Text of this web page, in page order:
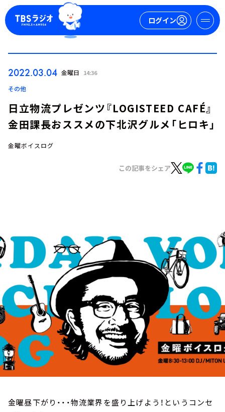
ログイン
イベント・グッズ
YouTube
会社情報
2022.03.04 金曜日 14:36
その他
日立物流プレゼンツ『LOGISTEED CAFÉ』
金田課長おススメの下北沢グルメ「ヒロキ」
金曜ボイスログ
この記事をシェア
金曜昼下がり・・・物流業界を盛り上げよう！というコンセ